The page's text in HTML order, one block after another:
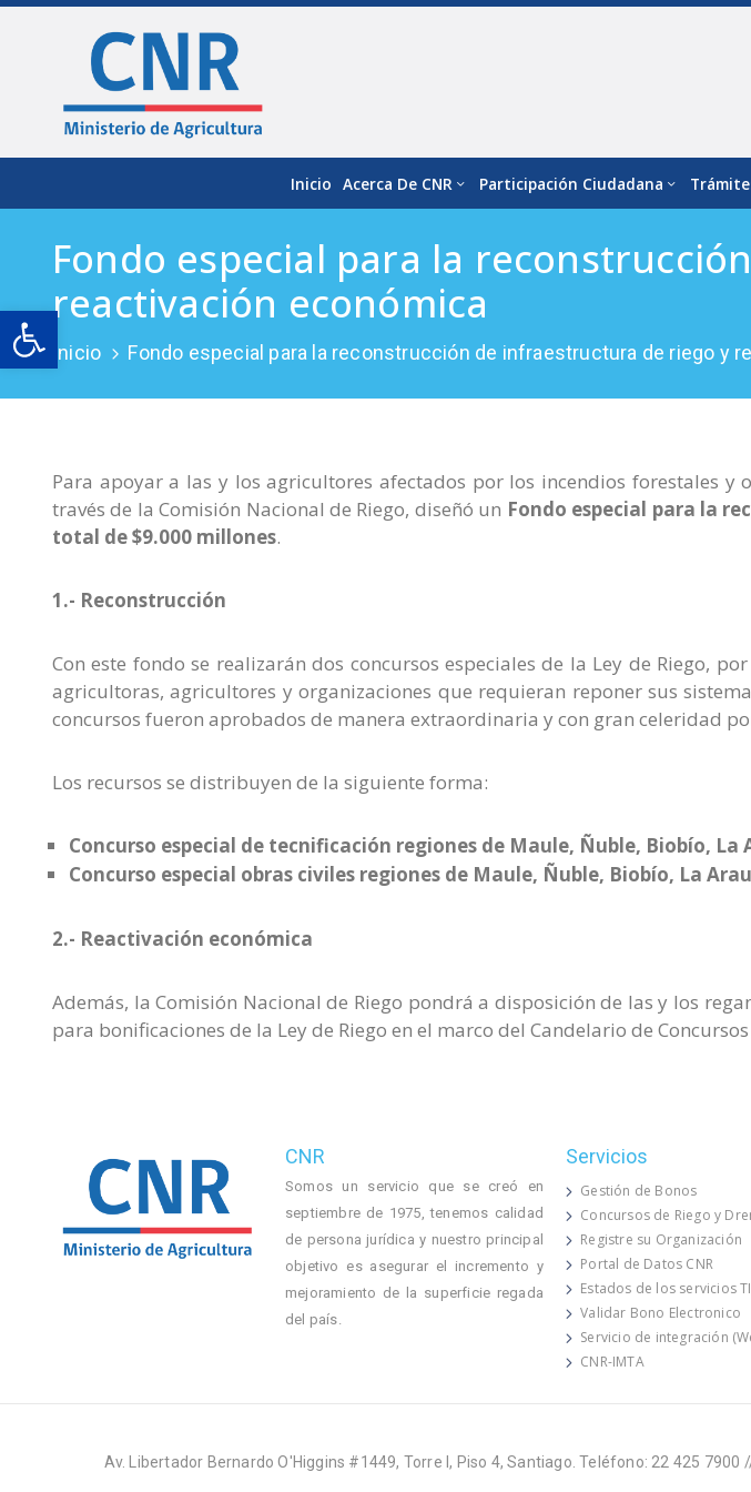
Open toolbar
Inicio Acerca De CNR Participación Ciudadana
Fondo especial para la
reactivación económica
Inicio Fondo especial para la reconstrucción de infraestructura de riego y
Para apoyar a las y los agricultores afectados por los incendios forestales
través de la Comisión Nacional de Riego, diseñó un Fondo especial para la
total de $9.000 millones.
1.- Reconstrucción
Con este fondo se realizarán dos concursos especiales de la Ley de Riego,
agricultoras, agricultores y organizaciones que requieran reponer sus
concursos fueron aprobados de manera extraordinaria y con gran celeridad
Los recursos se distribuyen de la siguiente forma:
Concurso especial de tecnificación regiones de Maule, Ñuble, Biobío, La
Concurso especial obras civiles regiones de Maule, Ñuble, Biobío, La
2.- Reactivación económica
Además, la Comisión Nacional de Riego pondrá a disposición de las y los
para bonificaciones de la Ley de Riego en el marco del Candelario de
CNR
Somos un servicio que se creó en
septiembre de 1975, tenemos calidad
de persona jurídica y nuestro principal
objetivo es asegurar el incremento y
mejoramiento de la superficie regada
del país.
Servicios
Gestión de Bonos
Concursos de Riego y
Registre su Organización
Portal de Datos CNR
Estados de los servicios
Validar Bono Electronico
Servicio de integración
CNR-IMTA
Av. Libertador Bernardo O'Higgins #1449, Torre I, Piso 4, Santiago. Teléfono: 22 425